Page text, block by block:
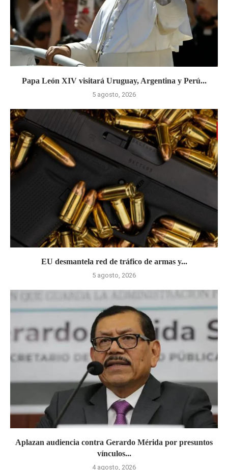
Papa León XIV visitará Uruguay, Argentina y Perú...
5 agosto, 2026
EU desmantela red de tráfico de armas y...
5 agosto, 2026
Aplazan audiencia contra Gerardo Mérida por presuntos
vínculos...
4 agosto, 2026